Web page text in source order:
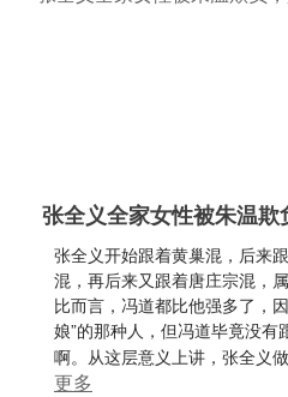
张全义全家女性被朱温欺
张全义开始跟着黄巢混，后来
混，再后来又跟着唐庄宗混，
比而言，冯道都比他强多了，
娘”的那种人，但冯道毕竟没
啊。从这层意义上讲，张全义
更多